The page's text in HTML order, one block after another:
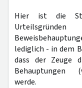
Hier ist die
lediglich - in dem
dass der Zeuge
Behauptungen
werde.